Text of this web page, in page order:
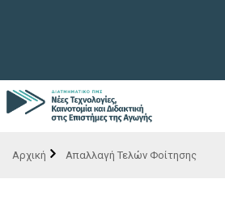
Απαλλαγή Τελών Φοίτησης